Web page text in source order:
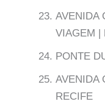
AVENIDA
VIAGEM |
PONTE
AVENIDA
RECIFE